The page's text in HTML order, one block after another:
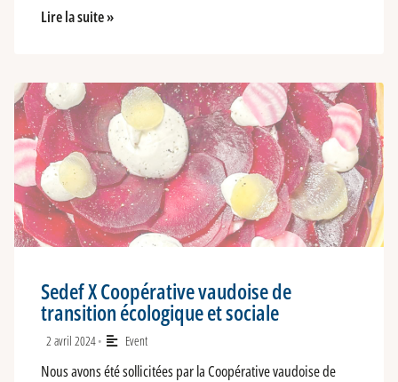
Lire la suite »
Sedef X Coopérative vaudoise de
transition écologique et sociale
2 avril 2024• Event
Nous avons été sollicitées par la Coopérative vaudoise de